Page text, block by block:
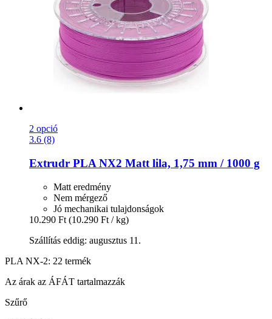
2 opció
3.6 (8)
Extrudr PLA NX2 Matt lila, 1,75 mm / 1000 g
Matt eredmény
Nem mérgező
Jó mechanikai tulajdonságok
10.290 Ft (10.290 Ft / kg)
Szállítás eddig: augusztus 11.
PLA NX-2: 22 termék
Az árak az ÁFÁT tartalmazzák
Szűrő